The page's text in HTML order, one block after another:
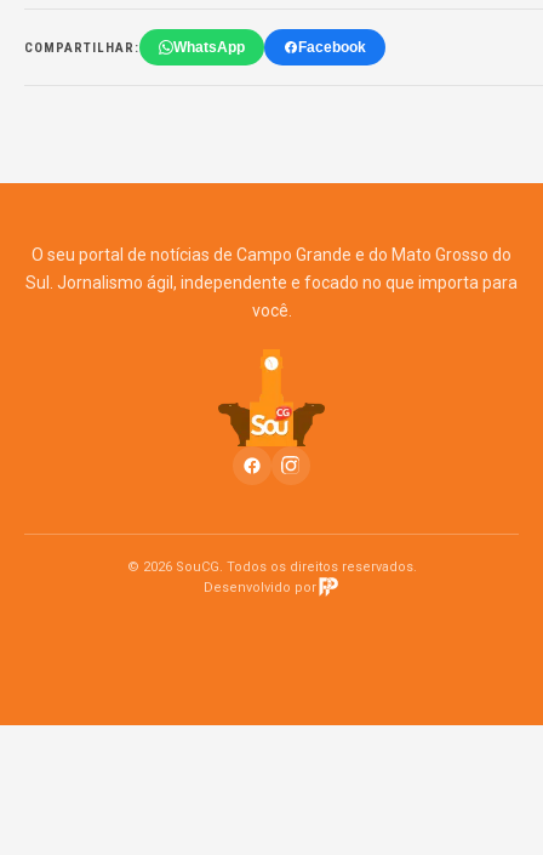
COMPARTILHAR: WhatsApp Facebook
O seu portal de notícias de Campo Grande e do Mato Grosso do
Sul. Jornalismo ágil, independente e focado no que importa para
você.
© 2026 SouCG. Todos os direitos reservados.
Desenvolvido por